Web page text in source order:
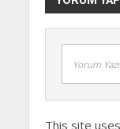
Yorum
This site